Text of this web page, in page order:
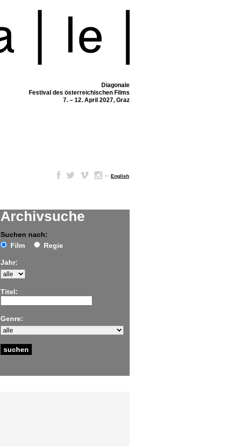
Diagonale
Festival des österreichischen Films
7. – 12. April 2027, Graz
– English
Archivsuche
Suchen nach:
Film
Regie
Jahr:
Titel:
Genre: